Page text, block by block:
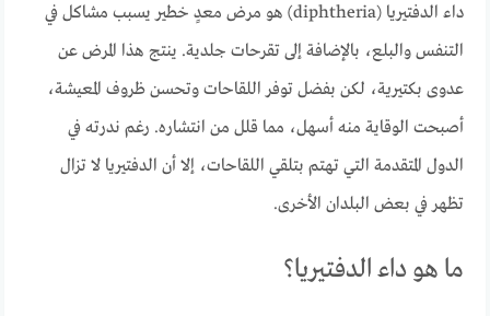
داء الدفتيريا (diphtheria) هو مرض معدٍ خطير يسبب مشاكل في
التنفس والبلع، بالإضافة إلى تقرحات جلدية. ينتج هذا المرض عن
عدوى بكتيرية، لكن بفضل توفر اللقاحات وتحسن ظروف المعيشة،
أصبحت الوقاية منه أسهل، مما قلل من انتشاره. رغم ندرته في
الدول المتقدمة التي تهتم بتلقي اللقاحات، إلا أن الدفتيريا لا تزال
تظهر في بعض البلدان الأخرى.
ما هو داء الدفتيريا؟